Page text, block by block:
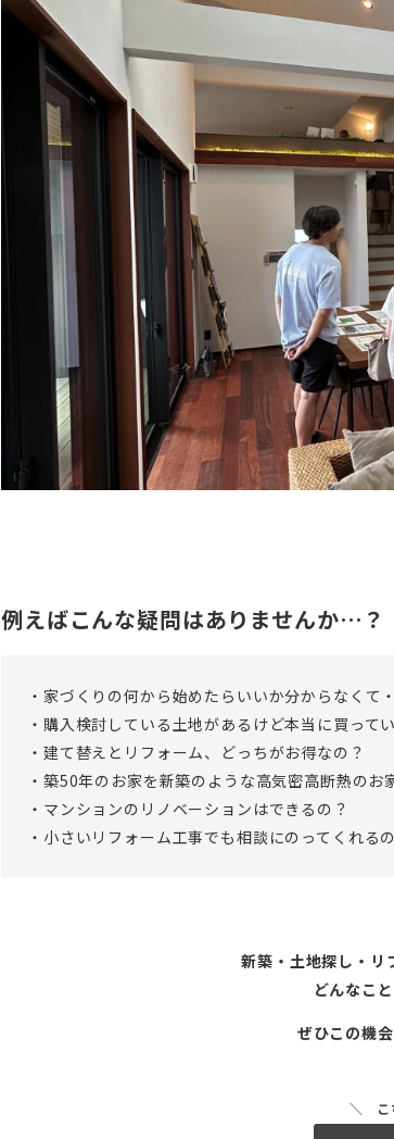
例えばこんな疑問はありませんか…？
・家づくりの何から始めたらいいか分からなくて
・購入検討している土地があるけど本当に買って
・建て替えとリフォーム、どっちがお得なの？
・築50年のお家を新築のような高気密高断熱のお
・マンションのリノベーションはできるの？
・小さいリフォーム工事でも相談にのってくれる
新築・土地探し・リ
どんなこ
ぜひこの機